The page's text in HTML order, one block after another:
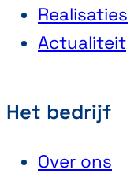
Realisaties
Actualiteit
Het bedrijf
Over ons